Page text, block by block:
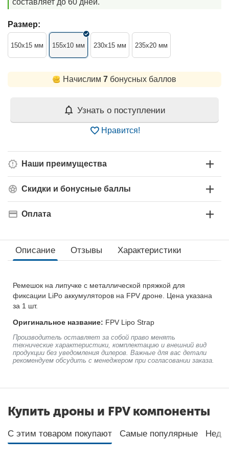
составляет до 60 дней.
Размер:
150x15 мм 155x10 мм 230x15 мм 235x20 мм
Начислим 7 бонусных баллов
Узнать о поступлении
Нравится!
Наши преимущества
Скидки и бонусные баллы
Оплата
Описание Отзывы Характеристики
Ремешок на липучке с металлической пряжкой для
фиксации LiPo аккумуляторов на FPV дроне. Цена указана
за 1 шт.
Оригинальное название: FPV Lipo Strap
Производитель оставляет за собой право менять
технические характеристики, комплектацию и внешний вид
продукции без уведомления дилеров. Важные для вас детали
рекомендуем обсудить с менеджером при согласовании заказа.
Купить дроны и FPV компоненты
С этим товаром покупают Самые популярные